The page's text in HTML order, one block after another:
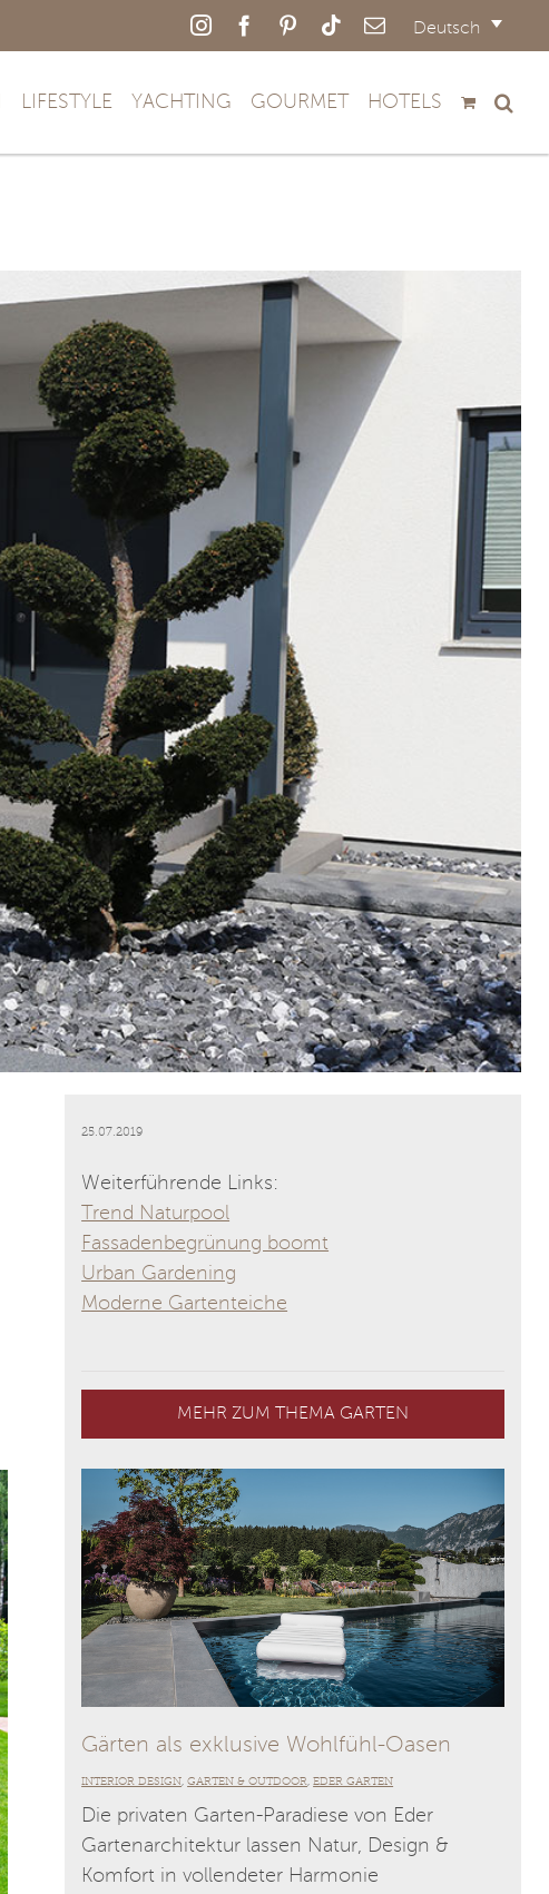
Deutsch
InstagramFacebookPinterestTiktokE-
LIFESTYLE YACHTING GOURMET HOTELS
25.07.2019
Weiterführende Links:
Trend Naturpool
Fassadenbegrünung boomt
Urban Gardening
Moderne Gartenteiche
MEHR ZUM THEMA GARTEN
Gärten als exklusive Wohlfühl-Oasen
INTERIOR DESIGN ,GARTEN & OUTDOOR ,EDER GARTEN
Die privaten Garten-Paradiese von Eder
Gartenarchitektur lassen Natur, Design &
Komfort in vollendeter Harmonie